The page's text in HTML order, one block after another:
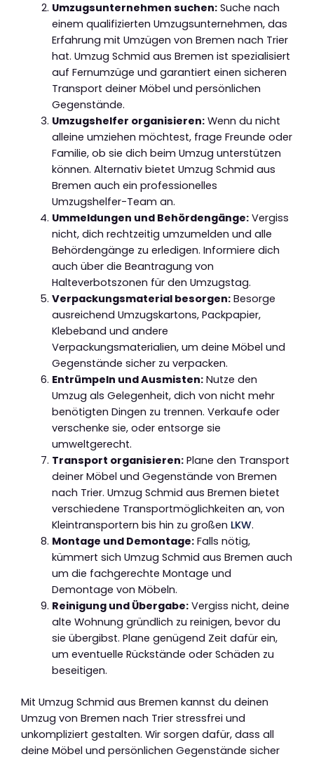
Umzugsunternehmen suchen:Suche nach
einem qualifizierten Umzugsunternehmen, das
Erfahrung mit Umzügen von Bremen nach Trier
hat. Umzug Schmid aus Bremen ist spezialisiert
auf Fernumzüge und garantiert einen sicheren
Transport deiner Möbel und persönlichen
Gegenstände.
Umzugshelfer organisieren:Wenn du nicht
alleine umziehen möchtest, frage Freunde oder
Familie, ob sie dich beim Umzug unterstützen
können. Alternativ bietet Umzug Schmid aus
Bremen auch ein professionelles
Umzugshelfer-Team an.
Ummeldungen und Behördengänge:Vergiss
nicht, dich rechtzeitig umzumelden und alle
Behördengänge zu erledigen. Informiere dich
auch über die Beantragung von
Halteverbotszonen für den Umzugstag.
Verpackungsmaterial besorgen:Besorge
ausreichend Umzugskartons, Packpapier,
Klebeband und andere
Verpackungsmaterialien, um deine Möbel und
Gegenstände sicher zu verpacken.
Entrümpeln und Ausmisten:Nutze den
Umzug als Gelegenheit, dich von nicht mehr
benötigten Dingen zu trennen. Verkaufe oder
verschenke sie, oder entsorge sie
umweltgerecht.
Transport organisieren:Plane den Transport
deiner Möbel und Gegenstände von Bremen
nach Trier. Umzug Schmid aus Bremen bietet
verschiedene Transportmöglichkeiten an, von
Kleintransportern bis hin zu großen LKW.
Montage und Demontage:Falls nötig,
kümmert sich Umzug Schmid aus Bremen auch
um die fachgerechte Montage und
Demontage von Möbeln.
Reinigung und Übergabe:Vergiss nicht, deine
alte Wohnung gründlich zu reinigen, bevor du
sie übergibst. Plane genügend Zeit dafür ein,
um eventuelle Rückstände oder Schäden zu
beseitigen.
Mit Umzug Schmid aus Bremen kannst du deinen
Umzug von Bremen nach Trier stressfrei und
unkompliziert gestalten. Wir sorgen dafür, dass all
deine Möbel und persönlichen Gegenstände sicher